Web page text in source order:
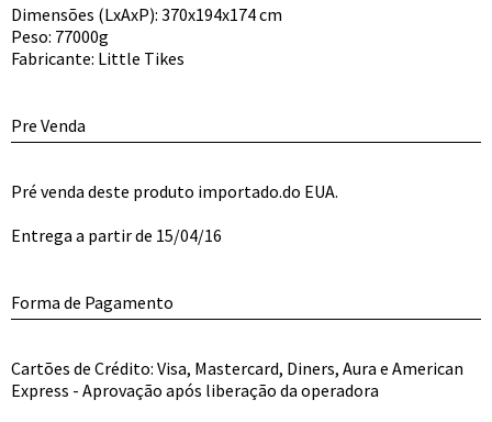
Dimensões (LxAxP): 370x194x174 cm
Peso: 77000g
Fabricante: Little Tikes
Pre Venda
Pré venda deste produto importado.do EUA.
Entrega a partir de 15/04/16
Forma de Pagamento
Cartões de Crédito: Visa, Mastercard, Diners, Aura e American
Express - Aprovação após liberação da operadora